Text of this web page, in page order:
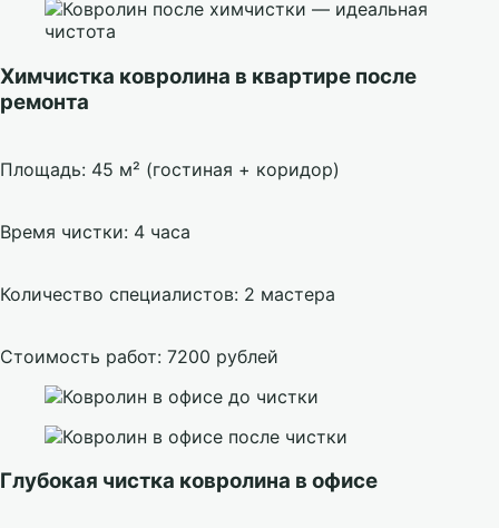
Химчистка ковролина в квартире после
ремонта
Площадь: 45 м² (гостиная + коридор)
Время чистки: 4 часа
Количество специалистов: 2 мастера
Стоимость работ: 7200 рублей
Глубокая чистка ковролина в офисе